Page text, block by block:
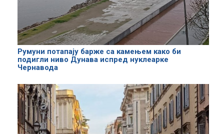
Румуни потапају барже са камењем како би
подигли ниво Дунава испред нуклеарке
Чернавода